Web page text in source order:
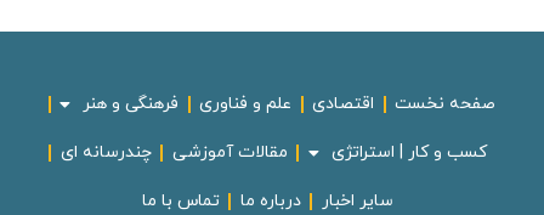
صفحه نخست اقتصادی علم و فناوری فرهنگی و هنر
کسب و کار | استراتژی مقالات آموزشی چندرسانه ای
سایر اخبار درباره ما تماس با ما